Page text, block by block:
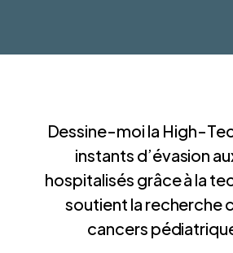
Dessine-moi la High-
instants d’évasion
hospitalisés grâce à la
soutient la recherche
cancers